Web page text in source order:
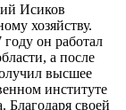
Исиков
хозяйству.
он работал
а после
высшее
институте
Благодаря своей